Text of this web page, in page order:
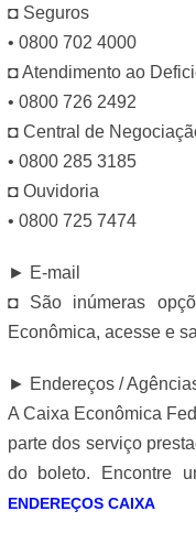
◘ Seguros
• 0800 702 4000
◘ Atendimento ao
• 0800 726 2492
◘ Central de
• 0800 285 3185
◘ Ouvidoria
• 0800 725 7474
► E-mail
◘ São inúmeras
Econômica, acesse e
► Endereços /
A Caixa Econômica
parte dos serviço
do boleto. Encontre
ENDEREÇOS CAIXA